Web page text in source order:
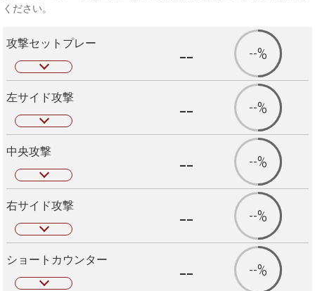
ください。
攻撃セットプレー -- --%
左サイド攻撃 -- --%
中央攻撃 -- --%
右サイド攻撃 -- --%
ショートカウンター -- --%